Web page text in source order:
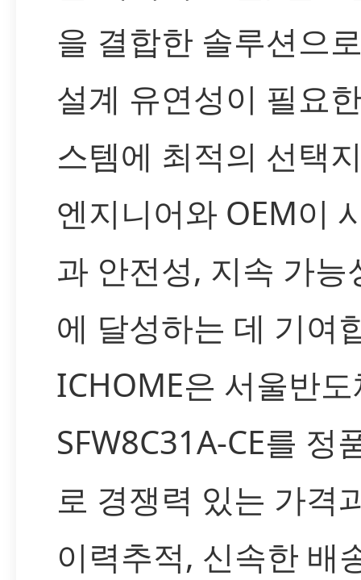
을 결합한 솔루션으
설계 유연성이 필요
스템에 최적의 선택
엔지니어와 OEM이
과 안전성, 지속 가능
에 달성하는 데 기여
ICHOME은 서울반
SFW8C31A-CE를 정
로 경쟁력 있는 가격
이력추적, 신속한 배